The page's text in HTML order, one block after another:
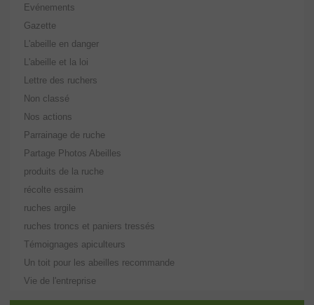
Evénements
Gazette
L'abeille en danger
L'abeille et la loi
Lettre des ruchers
Non classé
Nos actions
Parrainage de ruche
Partage Photos Abeilles
produits de la ruche
récolte essaim
ruches argile
ruches troncs et paniers tressés
Témoignages apiculteurs
Un toit pour les abeilles recommande
Vie de l'entreprise